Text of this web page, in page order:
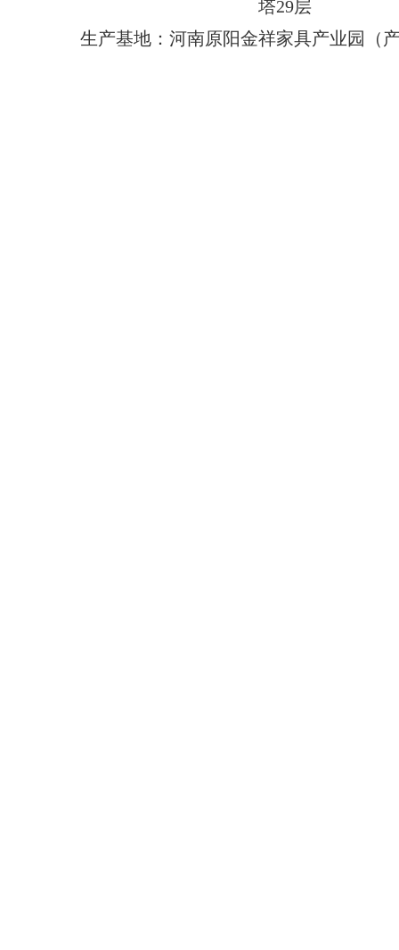
塔29层
生产基地：河南原阳金祥家具产业园（